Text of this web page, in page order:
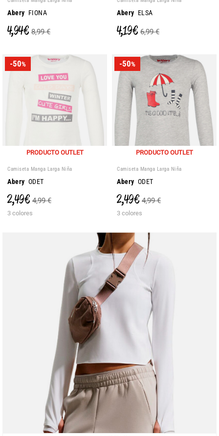
Abery FIONA
4,94 € 8,99 €
Abery ELSA
4,19 € 6,99 €
-50%
PRODUCTO OUTLET
Camiseta Manga Larga Niña
Abery ODET
2,49 € 4,99 €
3 colores
-50%
PRODUCTO OUTLET
Camiseta Manga Larga Niña
Abery ODET
2,49 € 4,99 €
3 colores